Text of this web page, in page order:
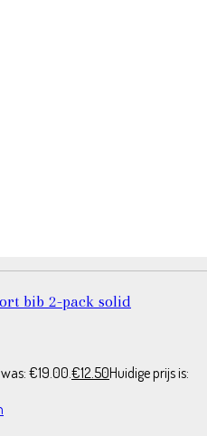
bib 2-pack solid
€19.00. €12.50Huidige prijs is: